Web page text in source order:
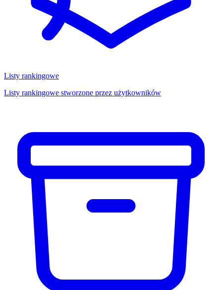
Listy rankingowe
Listy rankingowe stworzone przez użytkowników